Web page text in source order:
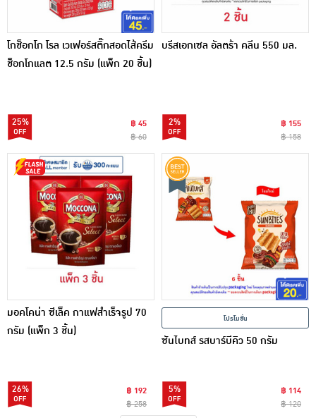
โกช็อกโก โรล เวเฟอร์สติ๊กสอดไส้ครีม
ช็อกโกแลต 12.5 กรัม (แพ็ก 20 ชิ้น)
25%
฿ 45
฿ 60
บรีสเอกเซล อัลตร้า คลีน 550 มล.
2%
฿ 155
฿ 158
มอคโคน่า ซีเล็ค กาแฟสำเร็จรูป 70
กรัม (แพ็ก 3 ชิ้น)
26%
฿ 192
฿ 258
โปรโมชั่น
ซันไบทส์ รสบาร์บีคิว 50 กรัม
5%
฿ 114
฿ 120